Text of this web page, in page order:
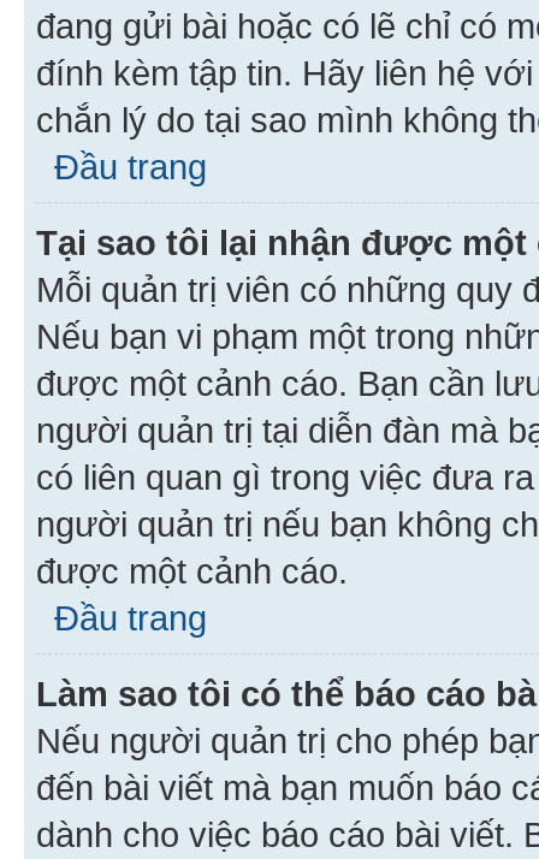
đang gửi bài hoặc có lẽ chỉ có
đính kèm tập tin. Hãy liên hệ
chắn lý do tại sao mình không
Đầu trang
Tại sao tôi lại nhận được một
Mỗi quản trị viên có những quy
Nếu bạn vi phạm một trong
được một cảnh cáo. Bạn cần
người quản trị tại diễn đàn mà
có liên quan gì trong việc đưa
người quản trị nếu bạn không
được một cảnh cáo.
Đầu trang
Làm sao tôi có thể báo cáo
Nếu người quản trị cho phép
đến bài viết mà bạn muốn báo
dành cho việc báo cáo bài viết.